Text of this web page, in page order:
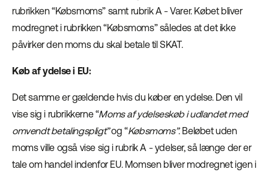
rubrikken “Købsmoms” samt rubrik A - Varer. Købet bliver
modregnet i rubrikken “Købsmoms” således at det ikke
påvirker den moms du skal betale til SKAT.
Køb af ydelse i EU:
Det samme er gældende hvis du køber en ydelse. Den vil
vise sig i rubrikkerne “Moms af ydelseskøb i udlandet med
omvendt betalingspligt”og “Købsmoms”. Beløbet uden
moms ville også vise sig i rubrik A - ydelser, så længe der er
tale om handel indenfor EU. Momsen bliver modregnet igen i